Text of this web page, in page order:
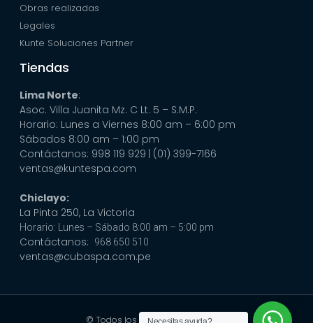
Obras realizadas
Legales
Kunte Soluciones Partner
Tiendas
Lima Norte:
Asoc. Villa Juanita Mz. C Lt. 5 – S.M.P.
Horario: Lunes a Viernes 8:00 am – 6:00 pm
Sábados 8:00 am – 1:00 pm
Contáctanos: 998 119 929 | (01) 399-7166
ventas@kuntespa.com
Chiclayo:
La Pinta 250, La Victoria
Horario: Lunes – Sábado 8:00 am – 5:00 pm
Contáctanos: 968 650 510
ventas@cubaspa.com.pe
© Todos los derechos reservados